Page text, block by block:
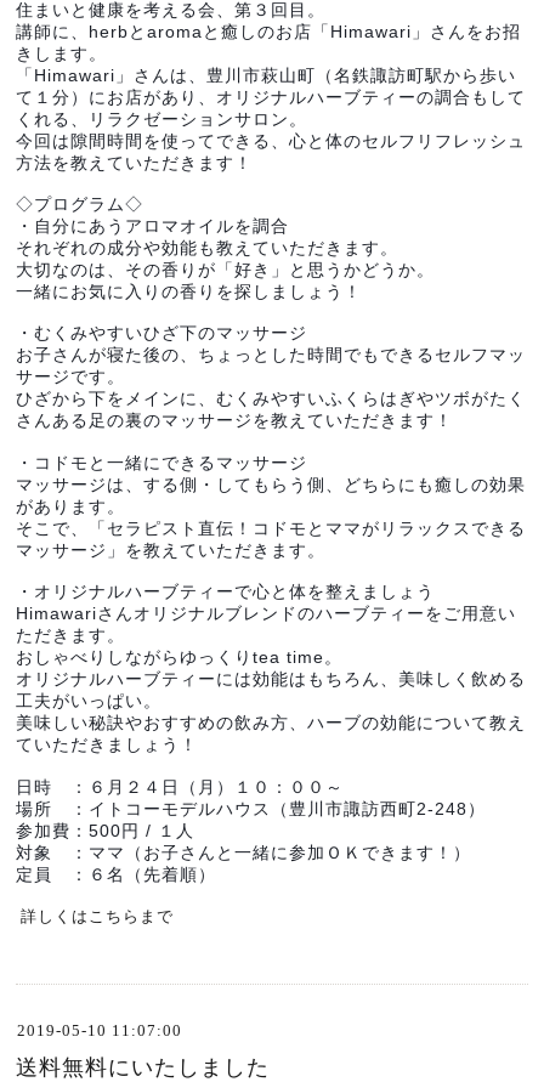
住まいと健康を考える会、第３回目。
講師に、herbとaromaと癒しのお店「Himawari」さんをお招
きします。
「Himawari」さんは、豊川市萩山町（名鉄諏訪町駅から歩い
て１分）にお店があり、オリジナルハーブティーの調合もして
くれる、リラクゼーションサロン。
今回は隙間時間を使ってできる、心と体のセルフリフレッシュ
方法を教えていただきます！
◇プログラム◇
・自分にあうアロマオイルを調合
それぞれの成分や効能も教えていただきます。
大切なのは、その香りが「好き」と思うかどうか。
一緒にお気に入りの香りを探しましょう！
・むくみやすいひざ下のマッサージ
お子さんが寝た後の、ちょっとした時間でもできるセルフマッ
サージです。
ひざから下をメインに、むくみやすいふくらはぎやツボがたく
さんある足の裏のマッサージを教えていただきます！
・コドモと一緒にできるマッサージ
マッサージは、する側・してもらう側、どちらにも癒しの効果
があります。
そこで、「セラピスト直伝！コドモとママがリラックスできる
マッサージ」を教えていただきます。
・オリジナルハーブティーで心と体を整えましょう
Himawariさんオリジナルブレンドのハーブティーをご用意い
ただきます。
おしゃべりしながらゆっくりtea time。
オリジナルハーブティーには効能はもちろん、美味しく飲める
工夫がいっぱい。
美味しい秘訣やおすすめの飲み方、ハーブの効能について教え
ていただきましょう！
日時　：６月２４日（月）１０：００～
場所　：イトコーモデルハウス（豊川市諏訪西町2-248）
参加費：500円 / １人
対象　：ママ（お子さんと一緒に参加ＯＫできます！）
定員　：６名（先着順）
詳しくは こちら まで
2019-05-10 11:07:00
送料無料にいたしました